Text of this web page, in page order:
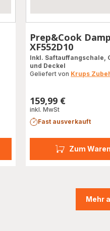
Zum
Prep&Cook
XF552D10
Inkl. Saftauffangschale,
und Deckel
Geliefert von Krups
Preis
159,99 €
inkl. MwSt
Fast ausverkauft
Mehr